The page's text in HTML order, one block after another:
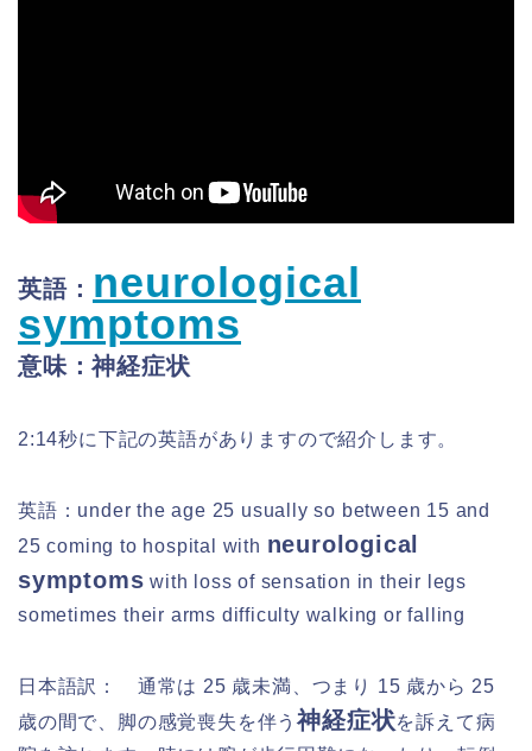
英語： neurological
symptoms
意味：神経症状
2:14秒に下記の英語がありますので紹介します。
英語：under the age 25 usually so between 15 and
25 coming to hospital with neurological
symptoms with loss of sensation in their legs
sometimes their arms difficulty walking or falling
日本語訳： 通常は 25 歳未満、つまり 15 歳から 25
歳の間で、脚の感覚喪失を伴う神経症状を訴えて病